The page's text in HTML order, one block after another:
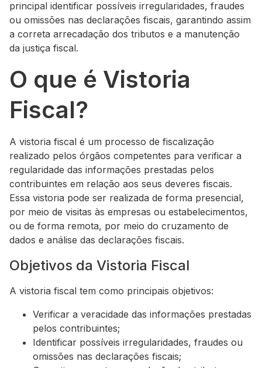
principal identificar possíveis irregularidades, fraudes
ou omissões nas declarações fiscais, garantindo assim
a correta arrecadação dos tributos e a manutenção
da justiça fiscal.
O que é Vistoria
Fiscal?
A vistoria fiscal é um processo de fiscalização
realizado pelos órgãos competentes para verificar a
regularidade das informações prestadas pelos
contribuintes em relação aos seus deveres fiscais.
Essa vistoria pode ser realizada de forma presencial,
por meio de visitas às empresas ou estabelecimentos,
ou de forma remota, por meio do cruzamento de
dados e análise das declarações fiscais.
Objetivos da Vistoria Fiscal
A vistoria fiscal tem como principais objetivos:
Verificar a veracidade das informações prestadas
pelos contribuintes;
Identificar possíveis irregularidades, fraudes ou
omissões nas declarações fiscais;